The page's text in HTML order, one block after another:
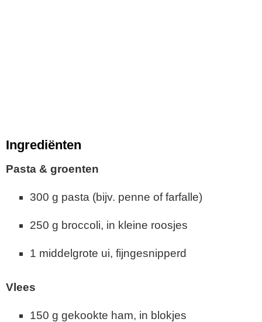
Ingrediënten
Pasta & groenten
300 g pasta (bijv. penne of farfalle)
250 g broccoli, in kleine roosjes
1 middelgrote ui, fijngesnipperd
Vlees
150 g gekookte ham, in blokjes